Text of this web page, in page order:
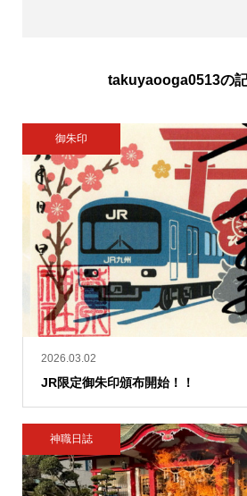
takuyaooga0513の
2026.03.02
JR限定御朱印頒布開始！！
御朱印
神職日誌